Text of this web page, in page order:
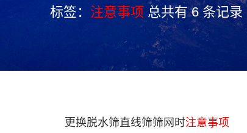
标签： 注意事项 总共有 6 条记录
更换脱水筛直线筛筛网时注意事项